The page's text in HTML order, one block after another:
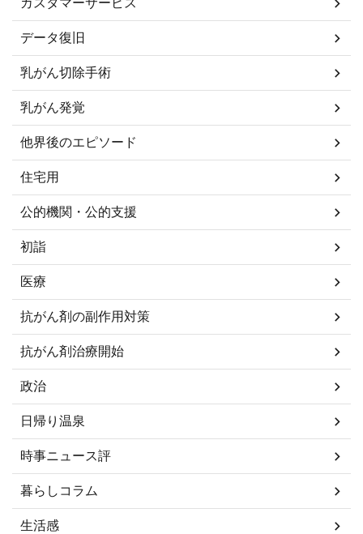
データ復旧
乳がん切除手術
乳がん発覚
他界後のエピソード
住宅用
公的機関・公的支援
初詣
医療
抗がん剤の副作用対策
抗がん剤治療開始
政治
日帰り温泉
時事ニュース評
暮らしコラム
生活感